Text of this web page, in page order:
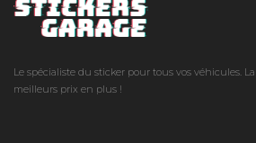
Le spécialiste du sticker pour tous vos véhicules.
meilleurs prix en plus !